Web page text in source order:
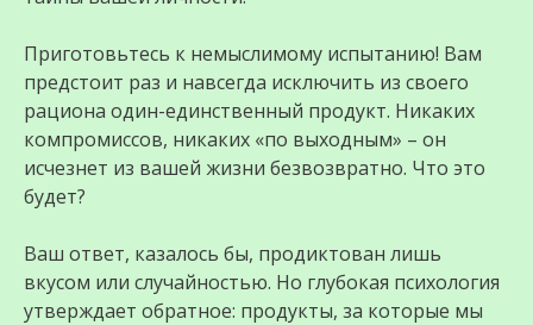
Приготовьтесь к немыслимому испытанию! Вам
предстоит раз и навсегда исключить из своего
рациона один-единственный продукт. Никаких
компромиссов, никаких «по выходным» – он
исчезнет из вашей жизни безвозвратно. Что это
будет?
Ваш ответ, казалось бы, продиктован лишь
вкусом или случайностью. Но глубокая психология
утверждает обратное: продукты, за которые мы